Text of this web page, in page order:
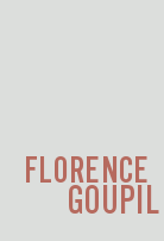
FLORENCE
GOUPIL